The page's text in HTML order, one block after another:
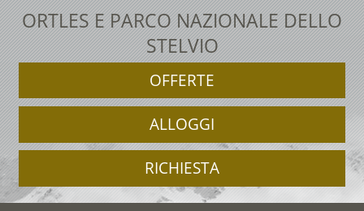
ORTLES E PARCO NAZIONALE DELLO
STELVIO
OFFERTE
ALLOGGI
RICHIESTA